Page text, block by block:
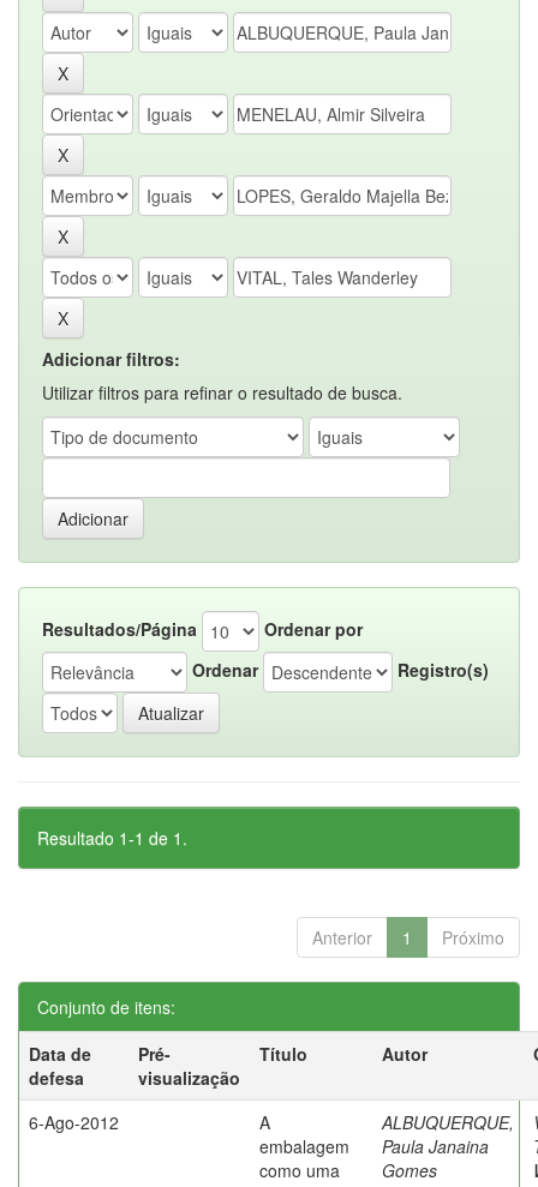
Adicionar filtros:
Utilizar filtros para refinar o resultado de busca.
Resultados/Página
Ordenar por
Ordenar
Registro(s)
Resultado 1-1 de 1.
Anterior 1 Próximo
Conjunto de itens:
Data de
defesa
Pré-
visualização
Título Autor
6-Ago-2012
A
embalagem
como uma
ALBUQUERQUE,
Paula Janaina
Gomes